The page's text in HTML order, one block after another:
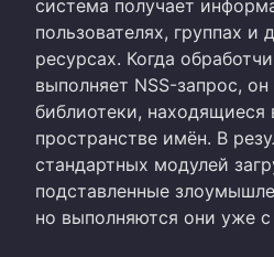
система получает
пользователях, группах и
ресурсах. Когда
выполняет NSS-запрос, он
библиотеки,
пространстве имён. В
стандартных модулей
подставленные
но выполняются они уже